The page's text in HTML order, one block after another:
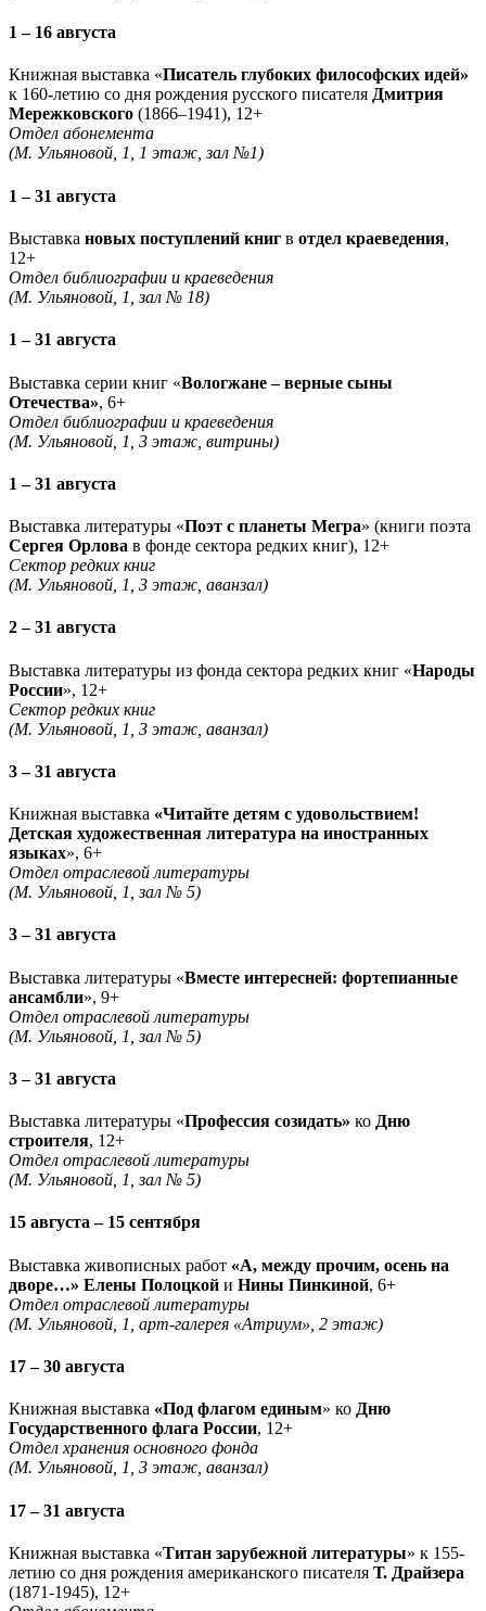
1 – 16 августа
Книжная выставка «Писатель глубоких философских идей»
к 160-летию со дня рождения русского писателя Дмитрия
Мережковского (1866–1941), 12+
Отдел абонемента
(М. Ульяновой, 1, 1 этаж, зал №1)
1 – 31 августа
Выставка новых поступлений книг в отдел краеведения,
12+
Отдел библиографии и краеведения
(М. Ульяновой, 1, зал № 18)
1 – 31 августа
Выставка серии книг «Вологжане – верные сыны
Отечества», 6+
Отдел библиографии и краеведения
(М. Ульяновой, 1, 3 этаж, витрины)
1 – 31 августа
Выставка литературы «Поэт с планеты Мегра» (книги поэта
Сергея Орлова в фонде сектора редких книг), 12+
Сектор редких книг
(М. Ульяновой, 1, 3 этаж, аванзал)
2 – 31 августа
Выставка литературы из фонда сектора редких книг «Народы
России», 12+
Сектор редких книг
(М. Ульяновой, 1, 3 этаж, аванзал)
3 – 31 августа
Книжная выставка «Читайте детям с удовольствием!
Детская художественная литература на иностранных
языках», 6+
Отдел отраслевой литературы
(М. Ульяновой, 1, зал № 5)
3 – 31 августа
Выставка литературы «Вместе интересней: фортепианные
ансамбли», 9+
Отдел отраслевой литературы
(М. Ульяновой, 1, зал № 5)
3 – 31 августа
Выставка литературы «Профессия созидать» ко Дню
строителя, 12+
Отдел отраслевой литературы
(М. Ульяновой, 1, зал № 5)
15 августа – 15 сентября
Выставка живописных работ «А, между прочим, осень на
дворе…» Елены Полоцкой и Нины Пинкиной, 6+
Отдел отраслевой литературы
(М. Ульяновой, 1, арт-галерея «Атриум», 2 этаж)
17 – 30 августа
Книжная выставка «Под флагом единым» ко Дню
Государственного флага России, 12+
Отдел хранения основного фонда
(М. Ульяновой, 1, 3 этаж, аванзал)
17 – 31 августа
Книжная выставка «Титан зарубежной литературы» к 155-
летию со дня рождения американского писателя Т. Драйзера
(1871-1945), 12+